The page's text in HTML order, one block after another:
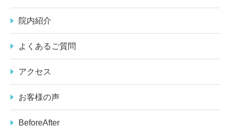
院内紹介
よくあるご質問
アクセス
お客様の声
BeforeAfter